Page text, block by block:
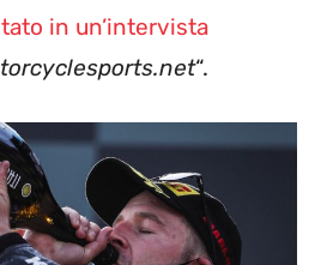
in un’intervista
“.